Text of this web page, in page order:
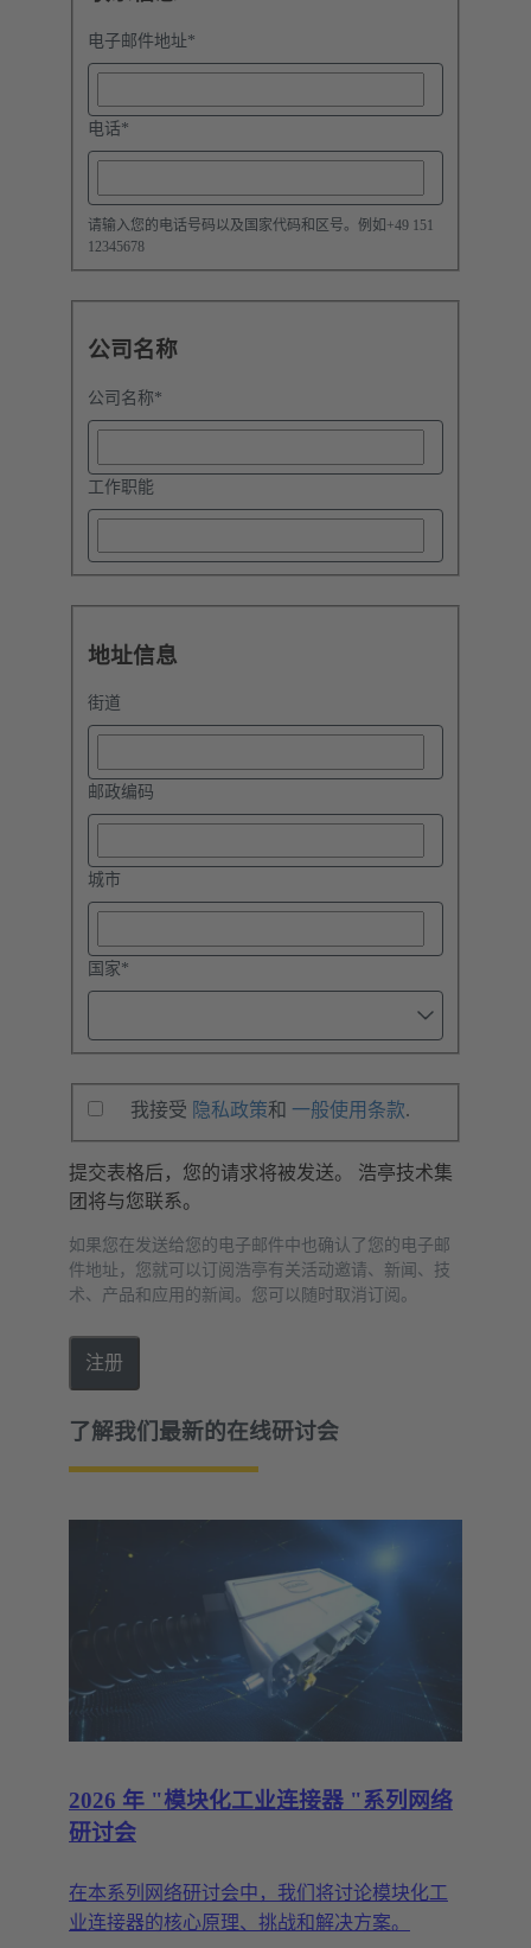
电子邮件地址*
电话*
请输入您的电话号码以及国家代码和区号。例如+49 151
12345678
公司名称
公司名称*
工作职能
地址信息
街道
邮政编码
城市
国家*
我接受 隐私政策和 一般使用条款.
提交表格后，您的请求将被发送。 浩亭技术集
团将与您联系。
如果您在发送给您的电子邮件中也确认了您的电子邮
件地址，您就可以订阅浩亭有关活动邀请、新闻、技
术、产品和应用的新闻。您可以随时取消订阅。
注册
了解我们最新的在线研讨会
2026 年 "模块化工业连接器 "系列网络
研讨会
在本系列网络研讨会中，我们将讨论模块化工
业连接器的核心原理、挑战和解决方案。